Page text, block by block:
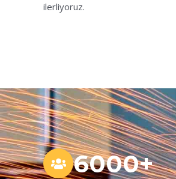
ilerliyoruz.
6000+